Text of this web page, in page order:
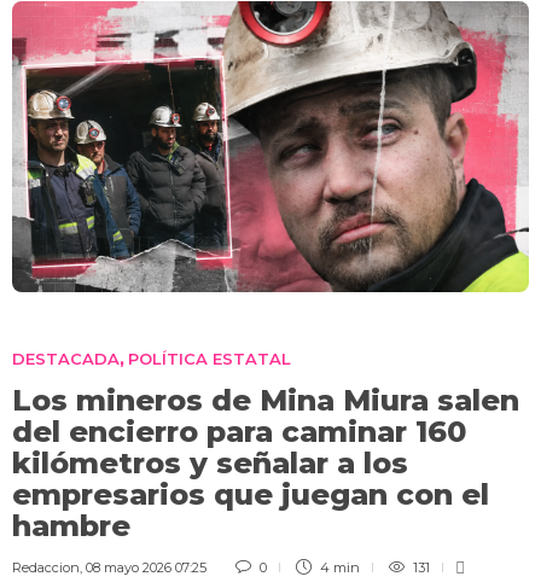
DESTACADA, POLÍTICA ESTATAL
Los mineros de Mina Miura salen
del encierro para caminar 160
kilómetros y señalar a los
empresarios que juegan con el
hambre
Redaccion 08 mayo 2026 07:25 0 4 min 131